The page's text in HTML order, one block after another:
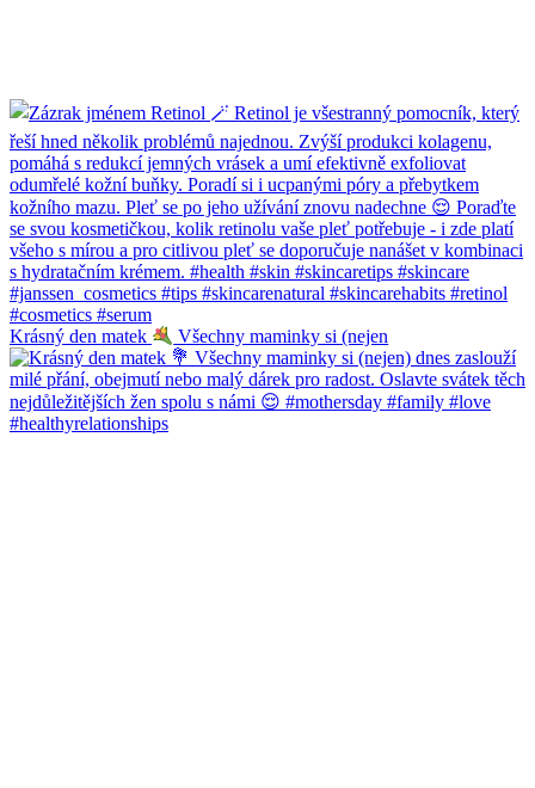
Krásný den matek Všechny maminky si (nejen